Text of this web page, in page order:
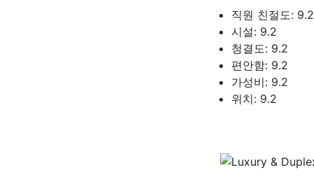
직원 친절도: 9.2
시설: 9.2
청결도: 9.2
편안함: 9.2
가성비: 9.2
위치: 9.2